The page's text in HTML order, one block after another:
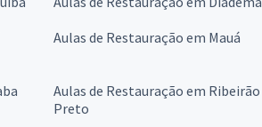
Aulas de Restauração em Mauá
Aulas de Restauração em Ribeirão
Preto